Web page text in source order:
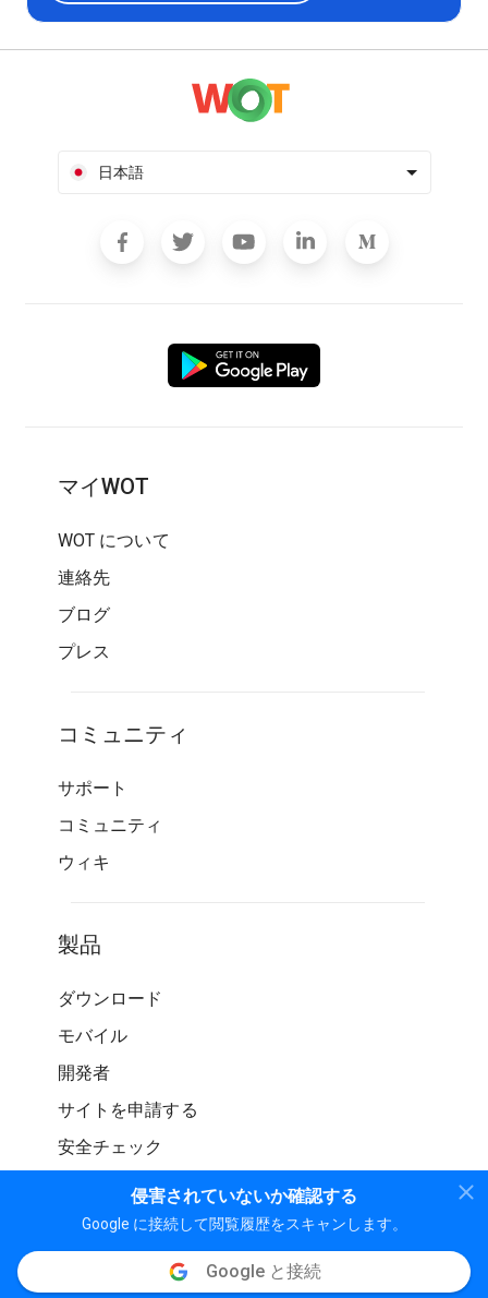
侵害されていないか確認する
Google に接続して閲覧履歴をスキャンします。
Google と接続
日本語
マイWOT
WOT について
連絡先
ブログ
プレス
コミュニティ
サポート
コミュニティ
ウィキ
製品
ダウンロード
モバイル
開発者
サイトを申請する
安全チェック
© WOT サービス LP。 無断転載を禁じます